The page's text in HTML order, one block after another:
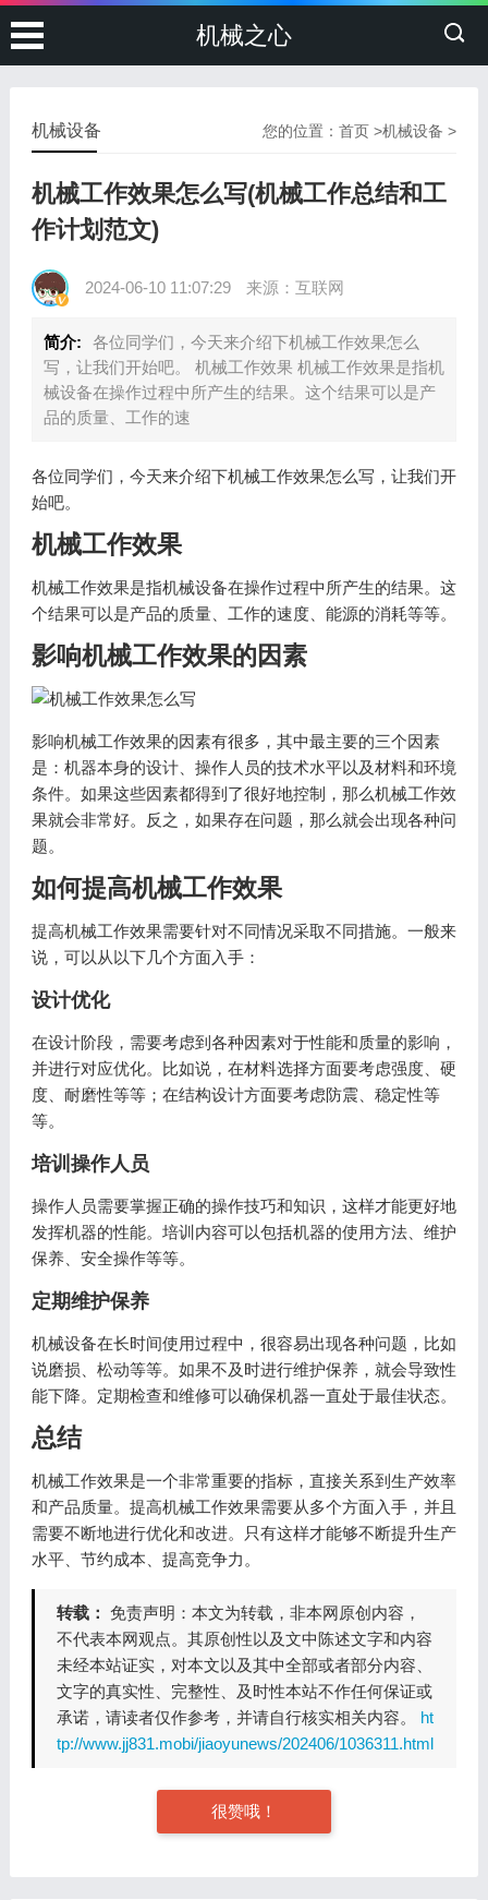
机械之心
您的位置：首页 >机械设备 >
机械设备
机械工作效果怎么写(机械工作总结和工
作计划范文)
2024-06-10 11:07:29 来源：互联网
简介:
各位同学们，今天来介绍下机械工作效果怎么
写，让我们开始吧。 机械工作效果 机械工作效果是指机
械设备在操作过程中所产生的结果。这个结果可以是产
品的质量、工作的速
各位同学们，今天来介绍下机械工作效果怎么写，让我们开
始吧。
机械工作效果
机械工作效果是指机械设备在操作过程中所产生的结果。这
个结果可以是产品的质量、工作的速度、能源的消耗等等。
影响机械工作效果的因素
影响机械工作效果的因素有很多，其中最主要的三个因素
是：机器本身的设计、操作人员的技术水平以及材料和环境
条件。如果这些因素都得到了很好地控制，那么机械工作效
果就会非常好。反之，如果存在问题，那么就会出现各种问
题。
如何提高机械工作效果
提高机械工作效果需要针对不同情况采取不同措施。一般来
说，可以从以下几个方面入手：
设计优化
在设计阶段，需要考虑到各种因素对于性能和质量的影响，
并进行对应优化。比如说，在材料选择方面要考虑强度、硬
度、耐磨性等等；在结构设计方面要考虑防震、稳定性等
等。
培训操作人员
操作人员需要掌握正确的操作技巧和知识，这样才能更好地
发挥机器的性能。培训内容可以包括机器的使用方法、维护
保养、安全操作等等。
定期维护保养
机械设备在长时间使用过程中，很容易出现各种问题，比如
说磨损、松动等等。如果不及时进行维护保养，就会导致性
能下降。定期检查和维修可以确保机器一直处于最佳状态。
总结
机械工作效果是一个非常重要的指标，直接关系到生产效率
和产品质量。提高机械工作效果需要从多个方面入手，并且
需要不断地进行优化和改进。只有这样才能够不断提升生产
水平、节约成本、提高竞争力。
转载： 免责声明：本文为转载，非本网原创内容，
不代表本网观点。其原创性以及文中陈述文字和内容
未经本站证实，对本文以及其中全部或者部分内容、
文字的真实性、完整性、及时性本站不作任何保证或
承诺，请读者仅作参考，并请自行核实相关内容。 ht
tp://www.jj831.mobi/jiaoyunews/202406/1036311.html
很赞哦！